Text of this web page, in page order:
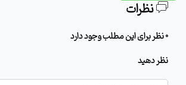
نظرات
0 نظر برای این مطلب وجود دارد
نظر دهید